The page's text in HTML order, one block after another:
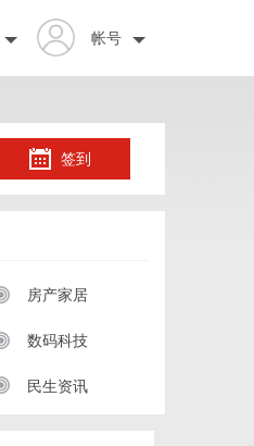
帐号
签到
房产家居
数码科技
民生资讯